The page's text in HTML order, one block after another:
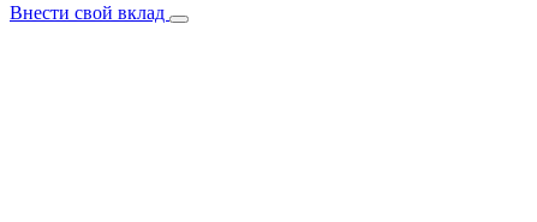
Внести свой вклад